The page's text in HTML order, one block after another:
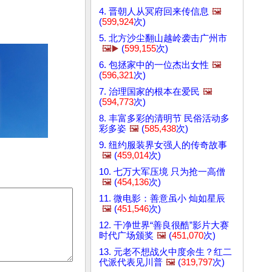
4. 晋朝人从冥府回来传信息 🖼️
(599,924次)
5. 北方沙尘翻山越岭袭击广州市
🖼️▶️ (599,155次)
6. 包拯家中的一位杰出女性 🖼️
(596,321次)
7. 治理国家的根本在爱民 🖼️
(594,773次)
8. 丰富多彩的清明节 民俗活动多
彩多姿 🖼️ (585,438次)
9. 纽约服装界女强人的传奇故事
🖼️ (459,014次)
10. 七万大军压境 只为抢一高僧
🖼️ (454,136次)
11. 微电影：善意虽小 灿如星辰
🖼️ (451,546次)
12. 干净世界“善良很酷”影片大赛
时代广场颁奖 🖼️ (451,070次)
13. 元老不想战火中度余生？红二
代派代表见川普 🖼️ (319,797次)